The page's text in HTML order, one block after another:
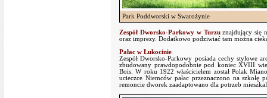
Park Poddworski w Swarożynie
Zespół Dworsko-Parkowy w Turzuznajdujący się
oraz imprezy. Dodatkowo podziwiać tam można
Pałac w Łukocinie
Zespół Dworsko-Parkowy posiada cechy stylowe
zbudowany prawdopodobnie pod koniec XVIII
Bois. W roku 1922 właścicielem został Polak
ucieczce Niemców pałac przeznaczono na
remoncie dworek zaadaptowano dla potrzeb